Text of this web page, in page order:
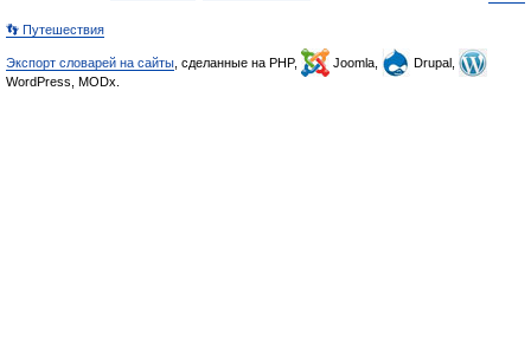
👣 Путешествия
Экспорт словарей на сайты , сделанные на PHP, Joomla,
Drupal,
WordPress, MODx.